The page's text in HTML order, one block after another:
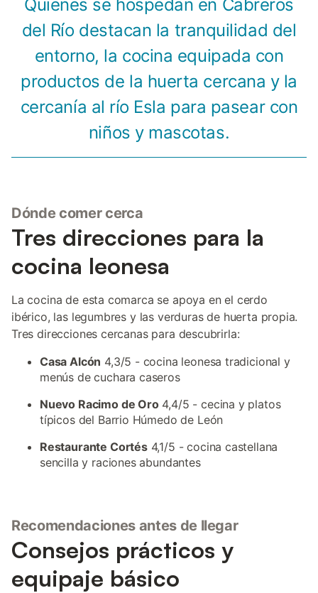
Quienes se hospedan en Cabreros
del Río destacan la tranquilidad del
entorno, la cocina equipada con
productos de la huerta cercana y la
cercanía al río Esla para pasear con
niños y mascotas.
Dónde comer cerca
Tres direcciones para la
cocina leonesa
La cocina de esta comarca se apoya en el cerdo
ibérico, las legumbres y las verduras de huerta propia.
Tres direcciones cercanas para descubrirla:
Casa Alcón 4,3/5 - cocina leonesa tradicional y
menús de cuchara caseros
Nuevo Racimo de Oro4,4/5 - cecina y platos
típicos del Barrio Húmedo de León
Restaurante Cortés4,1/5 - cocina castellana
sencilla y raciones abundantes
Recomendaciones antes de llegar
Consejos prácticos y
equipaje básico